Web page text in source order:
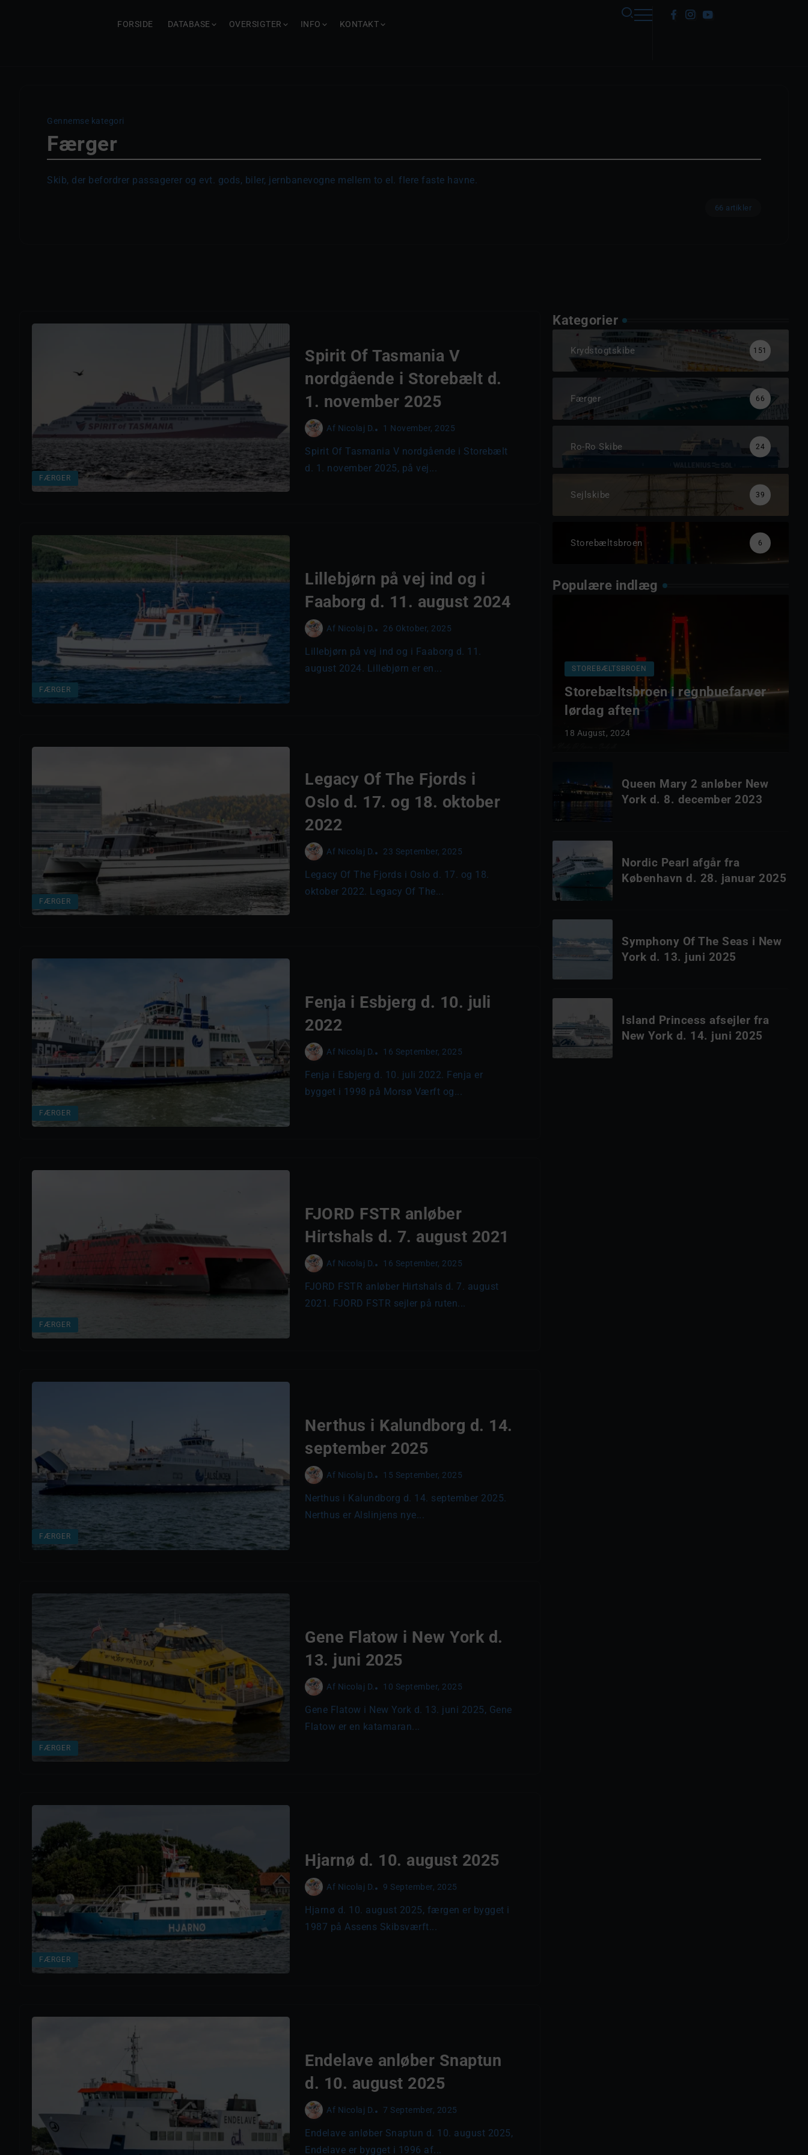
FORSIDE DATABASE OVERSIGTER INFO KONTAKT
Gennemse kategori
Færger
Skib, der befordrer passagerer og evt. gods, biler, jernbanevogne mellem to el. flere faste havne.
66 artikler
FÆRGER
Spirit Of Tasmania V
nordgående i Storebælt d.
1. november 2025
Af Nicolaj D. 1 November, 2025
Spirit Of Tasmania V nordgående i Storebælt
d. 1. november 2025, på vej...
FÆRGER
Lillebjørn på vej ind og i
Faaborg d. 11. august 2024
Af Nicolaj D. 26 Oktober, 2025
Lillebjørn på vej ind og i Faaborg d. 11.
august 2024. Lillebjørn er en...
FÆRGER
Legacy Of The Fjords i
Oslo d. 17. og 18. oktober
2022
Af Nicolaj D. 23 September, 2025
Legacy Of The Fjords i Oslo d. 17. og 18.
oktober 2022. Legacy Of The...
FÆRGER
Fenja i Esbjerg d. 10. juli
2022
Af Nicolaj D. 16 September, 2025
Fenja i Esbjerg d. 10. juli 2022. Fenja er
bygget i 1998 på Morsø Værft og...
FÆRGER
FJORD FSTR anløber
Hirtshals d. 7. august 2021
Af Nicolaj D. 16 September, 2025
FJORD FSTR anløber Hirtshals d. 7. august
2021. FJORD FSTR sejler på ruten...
FÆRGER
Nerthus i Kalundborg d. 14.
september 2025
Af Nicolaj D. 15 September, 2025
Nerthus i Kalundborg d. 14. september 2025.
Nerthus er Alslinjens nye...
FÆRGER
Gene Flatow i New York d.
13. juni 2025
Af Nicolaj D. 10 September, 2025
Gene Flatow i New York d. 13. juni 2025, Gene
Flatow er en katamaran...
FÆRGER
Hjarnø d. 10. august 2025
Af Nicolaj D. 9 September, 2025
Hjarnø d. 10. august 2025, færgen er bygget i
1987 på Assens Skibsværft...
Endelave anløber Snaptun
d. 10. august 2025
Af Nicolaj D. 7 September, 2025
Endelave anløber Snaptun d. 10. august 2025,
Endelave er bygget i 1996 af...
Kategorier
Krydstogtskibe 151
Færger 66
Ro-Ro Skibe 24
Sejlskibe 39
Storebæltsbroen 6
Populære indlæg
STOREBÆLTSBROEN
Storebæltsbroen i regnbuefarver
lørdag aften
18 August, 2024
Queen Mary 2 anløber New
York d. 8. december 2023
Nordic Pearl afgår fra
København d. 28. januar 2025
Symphony Of The Seas i New
York d. 13. juni 2025
Island Princess afsejler fra
New York d. 14. juni 2025